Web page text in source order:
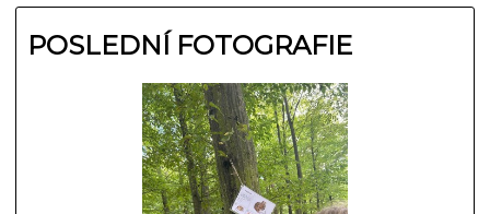
POSLEDNÍ FOTOGRAFIE